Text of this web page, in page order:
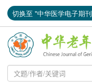
切换至 "中华医学电子期